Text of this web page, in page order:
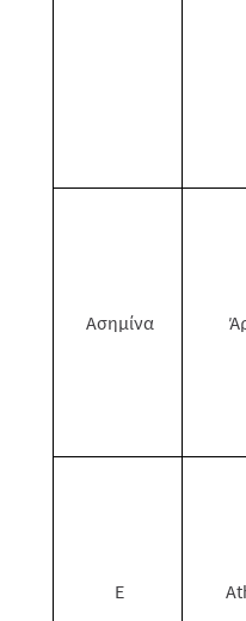
Ασημίνα
Ε